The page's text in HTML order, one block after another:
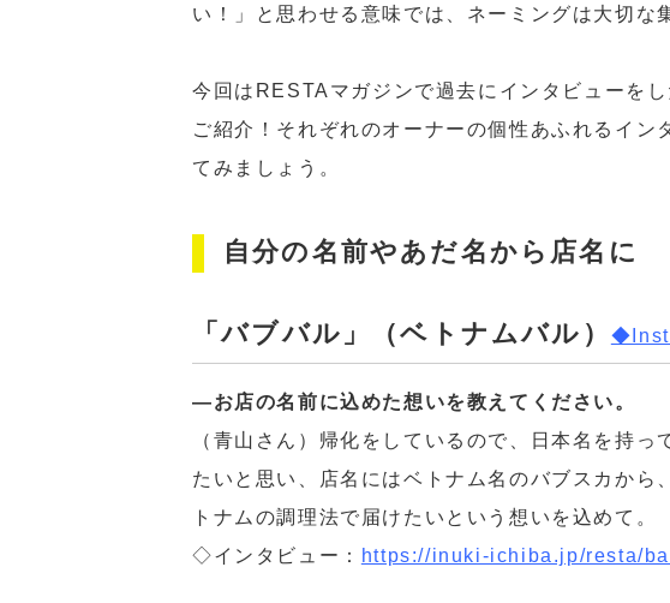
い！」と思わせる意味では、ネーミングは大切な
今回はRESTAマガジンで過去にインタビューを
ご紹介！それぞれのオーナーの個性あふれるイン
てみましょう。
自分の名前やあだ名から店名に
「バブバル」（ベトナムバル）
―お店の名前に込めた想いを教えてください。
（青山さん）帰化をしているので、日本名を持
たいと思い、店名にはベトナム名のバブスカから
トナムの調理法で届けたいという想いを込めて。
◇インタビュー：
https://inuki-ichiba.jp/resta/